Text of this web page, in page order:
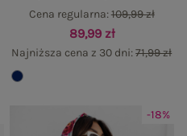
89,99 zł
Najniższa cena z 30 dni:71,99 zł
Cena regularna:109,99 zł
-18%